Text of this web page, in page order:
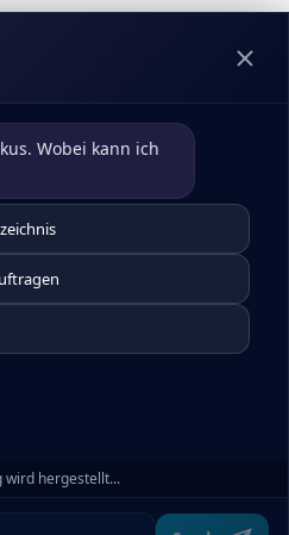
Wobei kann ich
wird hergestellt...